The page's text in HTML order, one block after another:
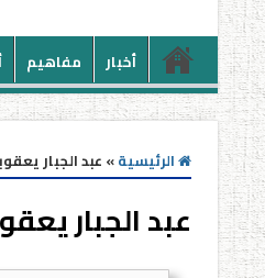
أخبار مفاهيم
الرئيسية» عبد الجبار
عبد الجبار